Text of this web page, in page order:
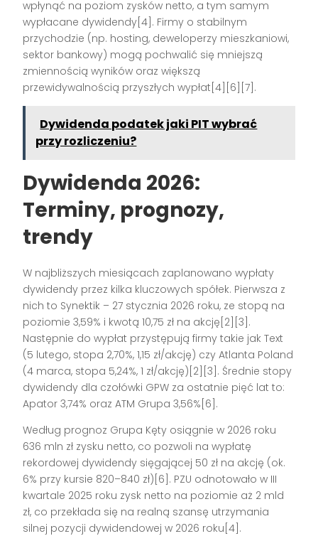
wpłynąć na poziom zysków netto, a tym samym
wypłacane dywidendy[4]. Firmy o stabilnym
przychodzie (np. hosting, deweloperzy mieszkaniowi,
sektor bankowy) mogą pochwalić się mniejszą
zmiennością wyników oraz większą
przewidywalnością przyszłych wypłat[4][6][7].
Dywidenda podatek jaki PIT wybrać
przy rozliczeniu?
Dywidenda 2026:
Terminy, prognozy,
trendy
W najbliższych miesiącach zaplanowano wypłaty
dywidendy przez kilka kluczowych spółek. Pierwsza z
nich to Synektik – 27 stycznia 2026 roku, ze stopą na
poziomie 3,59% i kwotą 10,75 zł na akcję[2][3].
Następnie do wypłat przystępują firmy takie jak Text
(5 lutego, stopa 2,70%, 1,15 zł/akcję) czy Atlanta Poland
(4 marca, stopa 5,24%, 1 zł/akcję)[2][3]. Średnie stopy
dywidendy dla czołówki GPW za ostatnie pięć lat to:
Apator 3,74% oraz ATM Grupa 3,56%[6].
Według prognoz Grupa Kęty osiągnie w 2026 roku
636 mln zł zysku netto, co pozwoli na wypłatę
rekordowej dywidendy sięgającej 50 zł na akcję (ok.
6% przy kursie 820–840 zł)[6]. PZU odnotowało w III
kwartale 2025 roku zysk netto na poziomie aż 2 mld
zł, co przekłada się na realną szansę utrzymania
silnej pozycji dywidendowej w 2026 roku[4].